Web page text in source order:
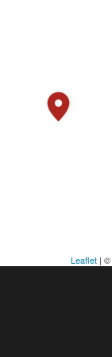
Leaflet | ©